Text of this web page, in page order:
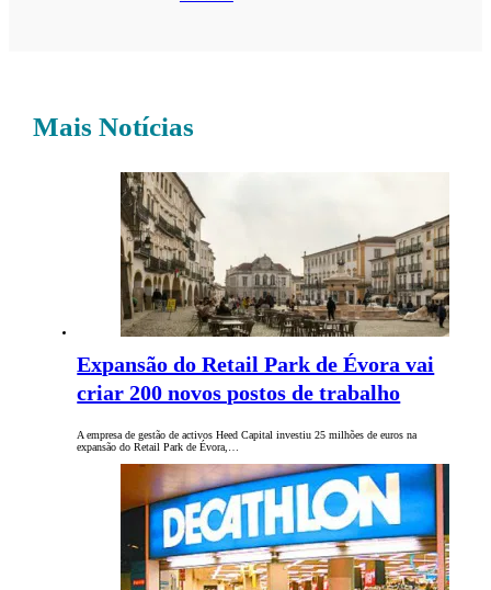
Mais Notícias
Expansão do Retail Park de Évora vai
criar 200 novos postos de trabalho
A empresa de gestão de activos Heed Capital investiu 25 milhões de euros na
expansão do Retail Park de Évora,…